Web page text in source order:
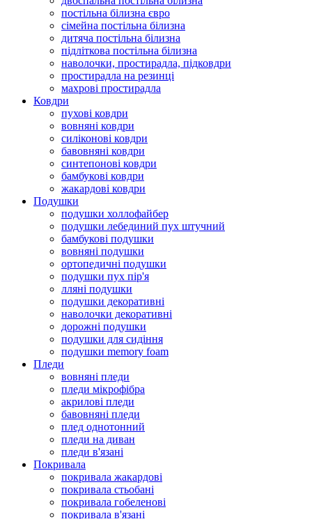
постільна білизна євро
сімейна постільна білизна
дитяча постільна білизна
підліткова постільна білизна
наволочки, простирадла, підковдри
простирадла на резинці
махрові простирадла
Ковдри
пухові ковдри
вовняні ковдри
силіконові ковдри
бавовняні ковдри
синтепонові ковдри
бамбукові ковдри
жакардові ковдри
Подушки
подушки холлофайбер
подушки лебединий пух штучний
бамбукові подушки
вовняні подушки
ортопедичні подушки
подушки пух пір'я
лляні подушки
подушки декоративні
наволочки декоративні
дорожні подушки
подушки для сидіння
подушки memory foam
Пледи
вовняні пледи
пледи мікрофібра
акрилові пледи
бавовняні пледи
плед однотонний
пледи на диван
пледи в'язані
Покривала
покривала жакардові
покривала стьобані
покривала гобеленові
покривала в'язані